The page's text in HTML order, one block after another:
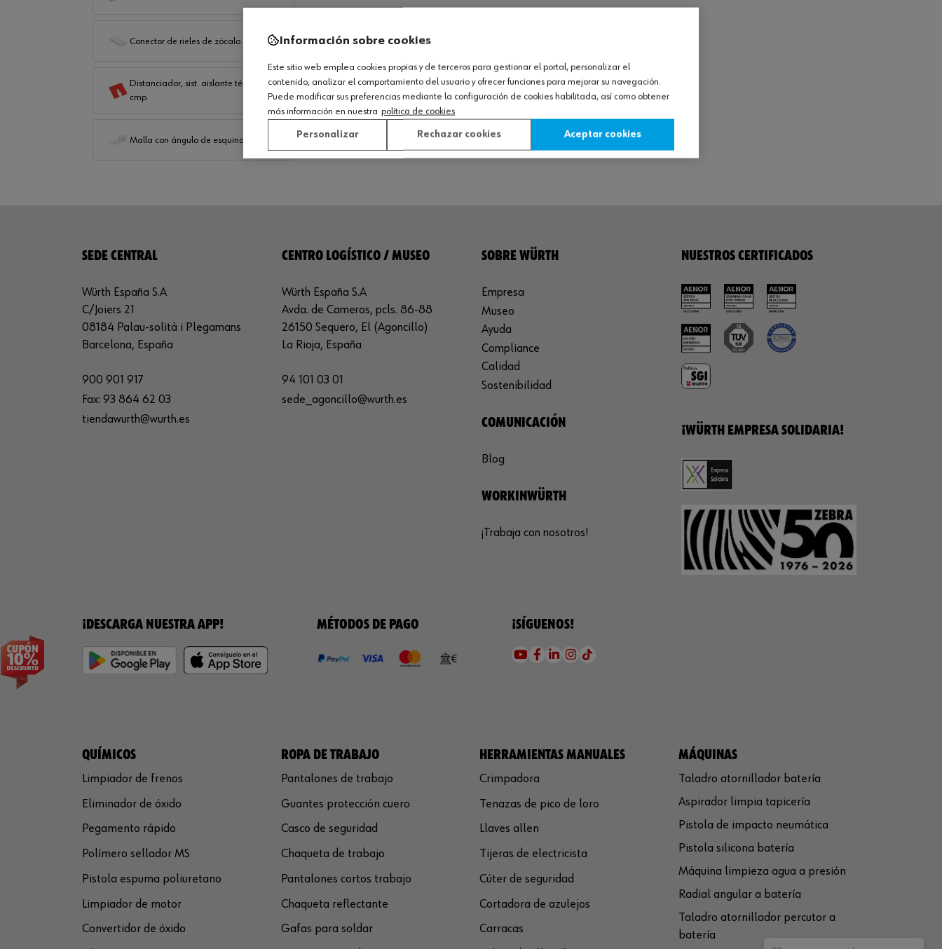
Conector de rieles de zócalo
Distanciador, sist. aislante térm.
cmp.
Malla con ángulo de esquina
SEDE CENTRAL
Würth España S.A
C/Joiers 21
08184 Palau-solità i Plegamans
Barcelona, España
900 901 917
Fax: 93 864 62 03
tiendawurth@wurth.es
CENTRO LOGÍSTICO / MUSEO
Würth España S.A
Avda. de Cameros, pcls. 86-88
26150 Sequero, El (Agoncillo)
La Rioja, España
94 101 03 01
sede_agoncillo@wurth.es
SOBRE WÜRTH
Empresa
Museo
Ayuda
Compliance
Calidad
Sostenibilidad
COMUNICACIÓN
Blog
WORKINWÜRTH
¡Trabaja con nosotros!
NUESTROS CERTIFICADOS
¡WÜRTH EMPRESA SOLIDARIA!
¡DESCARGA NUESTRA APP! MÉTODOS DE PAGO ¡SÍGUENOS!
QUÍMICOS
Limpiador de frenos
Eliminador de óxido
Pegamento rápido
Polímero sellador MS
Pistola espuma poliuretano
Limpiador de motor
Convertidor de óxido
ROPA DE TRABAJO
Pantalones de trabajo
Guantes protección cuero
Casco de seguridad
Chaqueta de trabajo
Pantalones cortos trabajo
Chaqueta reflectante
Gafas para soldar
HERRAMIENTAS MANUALES
Crimpadora
Tenazas de pico de loro
Llaves allen
Tijeras de electricista
Cúter de seguridad
Cortadora de azulejos
Carracas
MÁQUINAS
Taladro atornillador batería
Aspirador limpia tapicería
Pistola de impacto neumática
Pistola silicona batería
Máquina limpieza agua a presión
Radial angular a batería
Taladro atornillador percutor a
batería
Información sobre cookies
Este sitio web emplea cookies propias y de terceros para gestionar el portal, personalizar el
contenido, analizar el comportamiento del usuario y ofrecer funciones para mejorar su navegación.
Puede modificar sus preferencias mediante la configuración de cookies habilitada, así como obtener
más información en nuestra política de cookies
Personalizar Rechazar cookies Aceptar cookies